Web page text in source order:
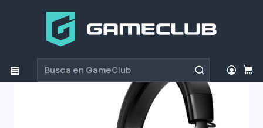
Productos
Audífono Gamer HyperX Cloud III Black Wireless